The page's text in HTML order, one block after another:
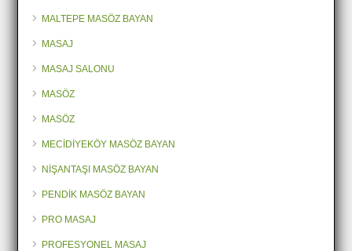
MALTEPE MASÖZ BAYAN
MASAJ
MASAJ SALONU
MASÖZ
MASÖZ
MECİDİYEKÖY MASÖZ BAYAN
NİŞANTAŞI MASÖZ BAYAN
PENDİK MASÖZ BAYAN
PRO MASAJ
PROFESYONEL MASAJ